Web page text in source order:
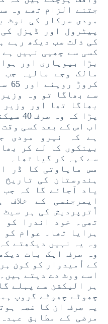
جتنے الزام تھے وہ
مودی سرکار کی نوٹ
پیٹرول اور ڈیزل
کی ذلت سب دیکھ رہے
کسی سے چھپی نہیں
بڑا بیوپاری اور
سے بھاگا تو وہ
بھاگا تھا اور
پڑا کہ
اب اس کے بعد کسی
بینکوں کا لے کر
سے کہہ کر گیا تھا۔
مس مایاوتی کا ڈر
ہندوستان کی
یاد آجائے گا کہ جب
ایمرجنسی کے
اُترپردیش کی ہر
تھی۔ خود اندرا کو
ہرایا تھا۔ عوام
وہ یہ نہیں دیکھتے
وہ صرف ایک بات
کے اُمیدوار کو کون
اسے ووٹ دے دیتے ہیں۔
ہر الیکشن سے پہلے
چھوٹے چھوٹے گروپ
یہ صرف ان کا غصہ
مرضی کے مطابق